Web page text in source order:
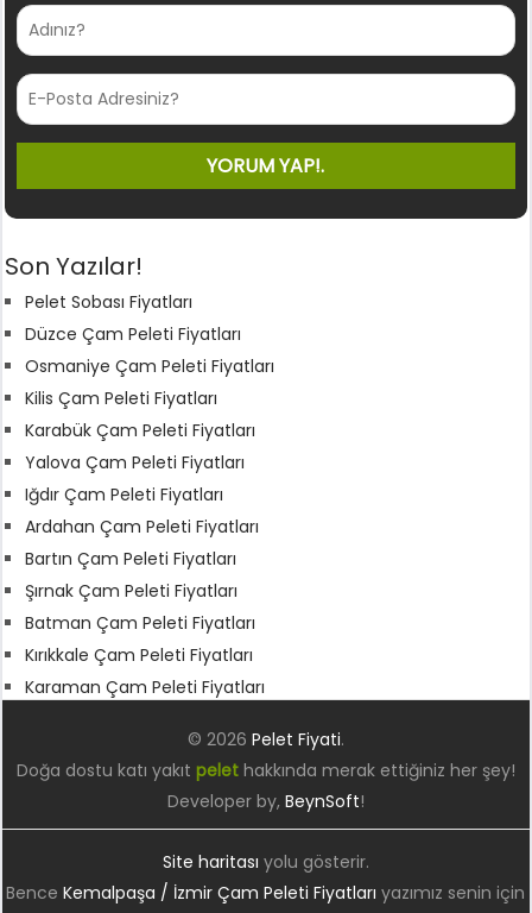
Son Yazılar!
Pelet Sobası Fiyatları
Düzce Çam Peleti Fiyatları
Osmaniye Çam Peleti Fiyatları
Kilis Çam Peleti Fiyatları
Karabük Çam Peleti Fiyatları
Yalova Çam Peleti Fiyatları
Iğdır Çam Peleti Fiyatları
Ardahan Çam Peleti Fiyatları
Bartın Çam Peleti Fiyatları
Şırnak Çam Peleti Fiyatları
Batman Çam Peleti Fiyatları
Kırıkkale Çam Peleti Fiyatları
Karaman Çam Peleti Fiyatları
© 2026 Pelet Fiyati.
Doğa dostu katı yakıt pelethakkında merak ettiğiniz her şey!
Developer by, BeynSoft!
Site haritası yolu gösterir.
BenceKemalpaşa / İzmir Çam Peleti Fiyatları yazımız senin için